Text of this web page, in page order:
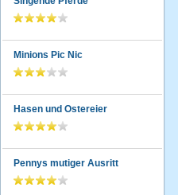
Minions Pic Nic
Hasen und Ostereier
Pennys mutiger Ausritt